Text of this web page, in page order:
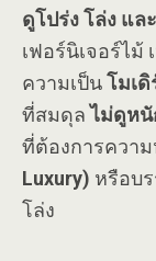
ดูโปร่ง โล่ง แล
เฟอร์นิเจอร์ไม้
ความเป็นโมเ
ที่สมดุลไม่ดูหนั
ที่ต้องการความ
Luxury) หรือบ
โล่ง